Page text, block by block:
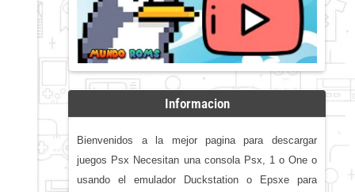
Informacion
Bienvenidos a la mejor pagina para descargar
juegos Psx Necesitan una consola Psx, 1 o One o
usando el emulador Duckstation o Epsxe para